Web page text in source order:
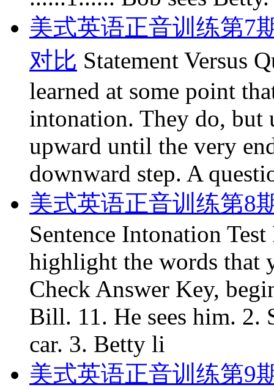
美式英语正音训练第7
对比 Statement Versus
learned at some point
intonation. They do, but
upward until the very
downward step. A
美式英语正音训练第8
Sentence Intonation
highlight the words that
Check Answer Key,
Bill. 11. He sees him. 2.
car. 3. Betty li
美式英语正音训练第9